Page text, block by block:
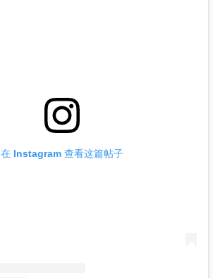
在 Instagram 查看这篇帖子